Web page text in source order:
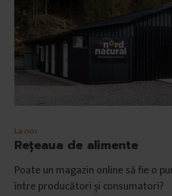
La noi
Rețeaua de alimente
Poate un magazin online să fie o
între producători și consumatori?